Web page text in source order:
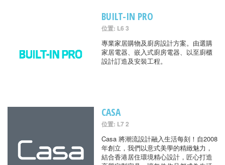
BUILT-IN PRO
位置: L6 3
專業家居購物及廚房設計方案。由選購
家居電器、嵌入式廚房電器、以至廚櫃
設計訂造及安裝工程。
CASA
位置: L7 2
Casa 將潮流設計融入生活每刻！自2008
年創立，我們以意式美學的精緻魅力，
結合香港居住環境精心設計，匠心打造